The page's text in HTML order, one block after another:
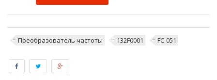
Преобразователь частоты 132F0001 FC-051